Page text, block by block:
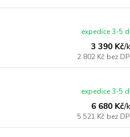
3 390 Kč/
2 802 Kč bez
expedice 3-5
6 680 Kč/
5 521 Kč bez
expedice 3-5